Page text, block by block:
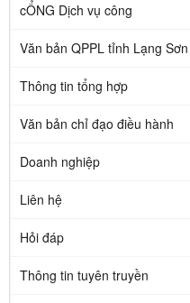
cỔNG Dịch vụ công
Văn bản QPPL tỉnh Lạng Sơn
Thông tin tổng hợp
Văn bản chỉ đạo điều hành
Doanh nghiệp
Liên hệ
Hỏi đáp
Thông tin tuyên truyền